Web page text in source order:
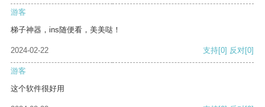
游客
梯子神器，ins随便看，美美哒！
2024-02-22 支持[0] 反对[0]
游客
这个软件很好用